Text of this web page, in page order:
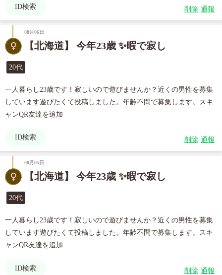
ID検索 削除 通報
08月06日
【北海道】 今年23歳 ✨暇で寂し
20代
一人暮らし23歳です！寂しいので遊びませんか？近くの男性を募集
しています遊びたくて投稿しました。年齢不問で募集します。スキ
ャンQR友達を追加
ID検索 削除 通報
08月05日
【北海道】 今年23歳 ✨暇で寂し
20代
一人暮らし23歳です！寂しいので遊びませんか？近くの男性を募集
しています遊びたくて投稿しました。年齢不問で募集します。スキ
ャンQR友達を追加
ID検索 削除 通報